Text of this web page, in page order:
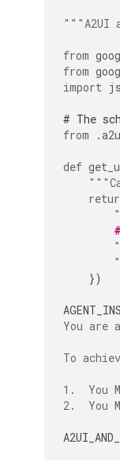
"""A2UI
from
from
import
# The
from
def
})
You
To
1.  You
2.  You